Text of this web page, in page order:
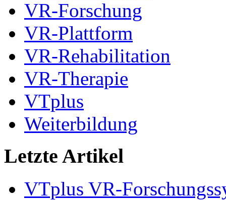
VR-Forschung
VR-Plattform
VR-Rehabilitation
VR-Therapie
VTplus
Weiterbildung
Letzte Artikel
VTplus VR-